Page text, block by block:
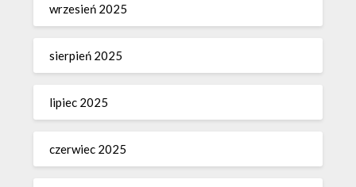
wrzesień 2025
sierpień 2025
lipiec 2025
czerwiec 2025